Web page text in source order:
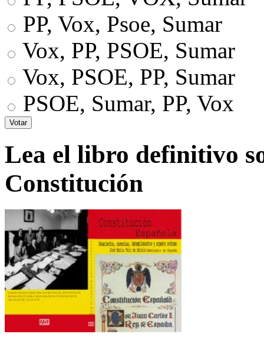
PP, Vox, Psoe, Sumar
Vox, PP, PSOE, Sumar
Vox, PSOE, PP, Sumar
PSOE, Sumar, PP, Vox
Lea el libro definitivo
Constitución